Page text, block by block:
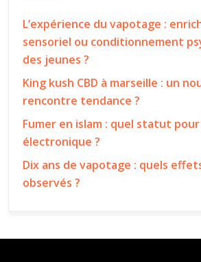
L’expérience du vapotage :
sensoriel ou conditionnement
des jeunes ?
King kush CBD à marseille : un
rencontre tendance ?
Fumer en islam : quel statut
électronique ?
Dix ans de vapotage : quels
observés ?